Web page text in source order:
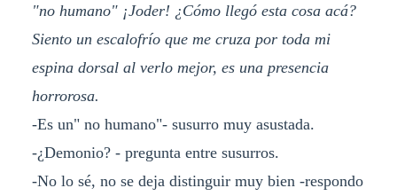
"no humano" ¡Joder! ¿Cómo llegó esta cosa acá?
Siento un escalofrío que me cruza por toda mi
espina dorsal al verlo mejor, es una presencia
horrorosa.
-Es un" no humano"- susurro muy asustada.
-¿Demonio? - pregunta entre susurros.
-No lo sé, no se deja distinguir muy bien -respondo